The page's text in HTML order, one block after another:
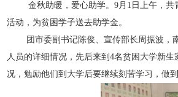
金秋助暖，爱心助学。 9月 1 日上午，
活动， 为贫困学子送去助学金。
团市委副书记陈俊、宣传部长周振波，
人员的详细情况 ，先后来到 4名贫困大学新生
况，勉励他们到大学后要继续刻苦学习，做